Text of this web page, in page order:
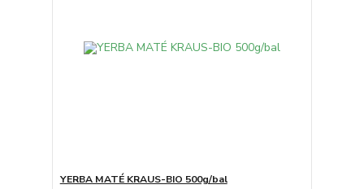
YERBA MATÉ KRAUS-BIO 500g/bal